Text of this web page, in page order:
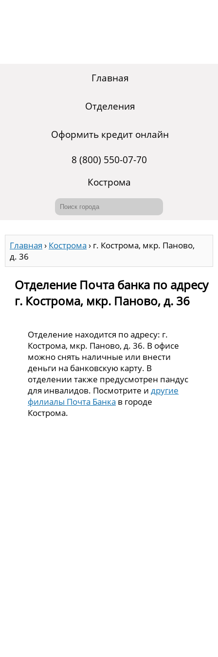
Главная
Отделения
Оформить кредит онлайн
8 (800) 550-07-70
Кострома
Главная › Кострома › г. Кострома, мкр. Паново,
д. 36
Отделение Почта банка по адресу
г. Кострома, мкр. Паново, д. 36
Отделение находится по адресу: г.
Кострома, мкр. Паново, д. 36. В офисе
можно снять наличные или внести
деньги на банковскую карту. В
отделении также предусмотрен пандус
для инвалидов. Посмотрите идругие
филиалы Почта Банка в городе
Кострома.